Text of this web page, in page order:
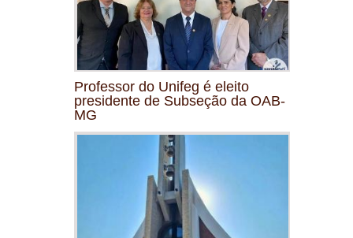
Professor do Unifeg é eleito
presidente de Subseção da OAB-
MG